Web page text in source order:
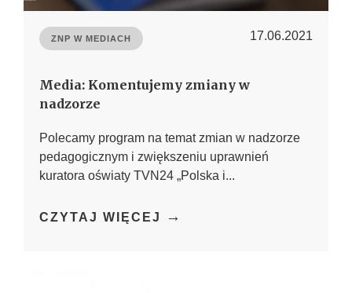
ZNP W MEDIACH 17.06.2021
Media: Komentujemy zmiany w
nadzorze
Polecamy program na temat zmian w nadzorze
pedagogicznym i zwiększeniu uprawnień
kuratora oświaty TVN24 „Polska i...
CZYTAJ WIĘCEJ →